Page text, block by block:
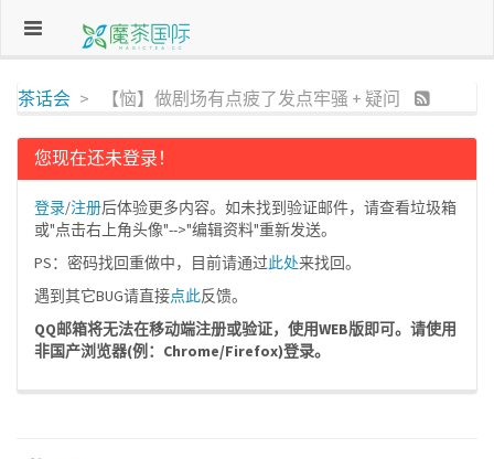
茶话会 【恼】做剧场有点疲了发点牢骚 + 疑问
您现在还未登录！
登录/注册后体验更多内容。如未找到验证邮件，请查看垃圾箱
或"点击右上角头像"-->"编辑资料"重新发送。
PS：密码找回重做中，目前请通过此处来找回。
遇到其它BUG请直接点此反馈。
QQ邮箱将无法在移动端注册或验证，使用WEB版即可。请使用
非国产浏览器(例：Chrome/Firefox)登录。